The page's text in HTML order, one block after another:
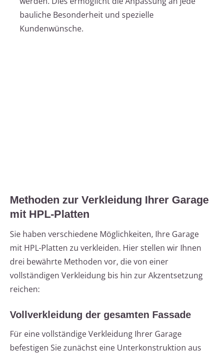
bauliche Besonderheit und spezielle
Kundenwünsche.
Methoden zur Verkleidung Ihrer Garage
mit HPL-Platten
Sie haben verschiedene Möglichkeiten, Ihre Garage
mit HPL-Platten zu verkleiden. Hier stellen wir Ihnen
drei bewährte Methoden vor, die von einer
vollständigen Verkleidung bis hin zur Akzentsetzung
reichen:
Vollverkleidung der gesamten Fassade
Für eine vollständige Verkleidung Ihrer Garage
befestigen Sie zunächst eine Unterkonstruktion aus